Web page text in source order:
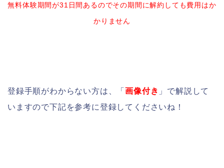
無料体験期間が31日間あるのでその期間に解約しても費用はか
かりません
登録手順がわからない方は、「画像付き 」で解説して
いますので下記を参考に登録してくださいね！